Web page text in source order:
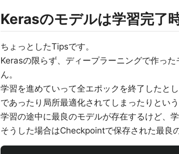
Kerasのモデルは学習完了
ちょっとしたTipsです。
Kerasの限らず、ディープラーニングで作っ
ん。
学習を進めていって全エポックを終了したと
であったり局所最適化されてしまったりとい
学習の途中に最良のモデルが存在するけど、
そうした場合はCheckpointで保存された最良